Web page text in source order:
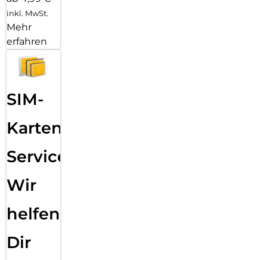
inkl. MwSt.
Mehr
erfahren
SIM-
Karten
Service:
Wir
helfen
Dir